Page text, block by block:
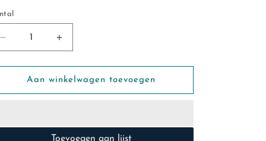
Aantal
verlagen
voor
Lunch
Buddies:
Aantal
verhogen
voor
Lunch
Buddies:
Aan winkelwagen toevoegen
Toevoegen aan lijst